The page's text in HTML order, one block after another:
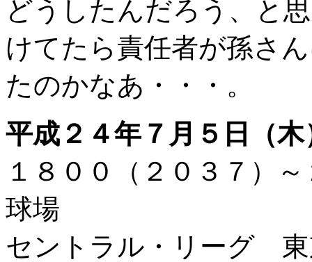
どうしたんだろう、と
けてたら責任者が孫さ
たのかなあ・・・。
平成２４年７月５日（木
１８００（２０３７
球場
セントラル・リーグ 東